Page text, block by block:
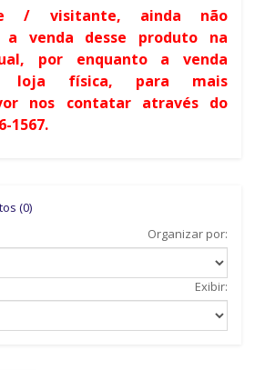
/ visitante, ainda não
a venda desse produto na
por enquanto a venda
loja física, para mais
nos contatar através do
1567.
(0)
Organizar por:
Exibir: